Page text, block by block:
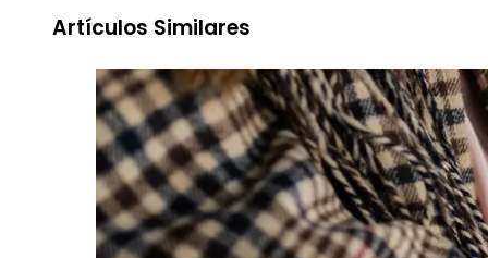
Artículos Similares